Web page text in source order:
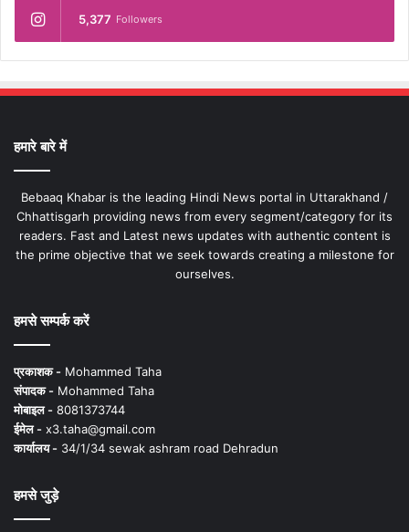
5,377 Followers
हमारे बारे में
Bebaaq Khabar is the leading Hindi News portal in Uttarakhand /
Chhattisgarh providing news from every segment/category for its
readers. Fast and Latest news updates with authentic content is
the prime objective that we seek towards creating a milestone for
ourselves.
हमसे सम्पर्क करें
प्रकाशक - Mohammed Taha
संपादक - Mohammed Taha
मोबाइल - 8081373744
ईमेल - x3.taha@gmail.com
कार्यालय - 34/1/34 sewak ashram road Dehradun
हमसे जुड़े